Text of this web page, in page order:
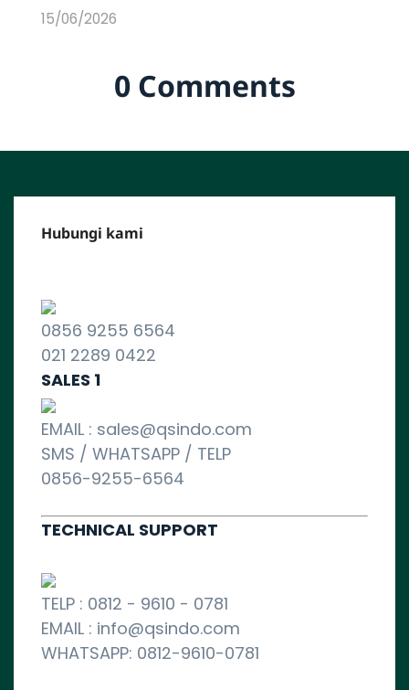
15/06/2026
0 Comments
Hubungi kami
0856 9255 6564
021 2289 0422
SALES 1
EMAIL : sales@qsindo.com
SMS / WHATSAPP / TELP
0856-9255-6564
TECHNICAL SUPPORT
TELP : 0812 - 9610 - 0781
EMAIL : info@qsindo.com
WHATSAPP: 0812-9610-0781